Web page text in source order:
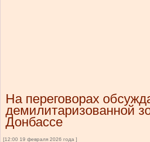
На переговорах
демилитаризованной
Донбассе
[12:00 19 февраля 2026 года ]